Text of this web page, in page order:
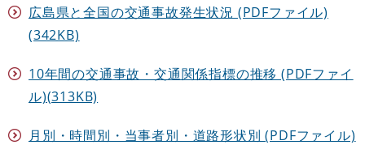
広島県と全国の交通事故発生状況 (PDFファイル)
(342KB)
10年間の交通事故・交通関係指標の推移 (PDFファイ
ル)(313KB)
月別・時間別・当事者別・道路形状別 (PDFファイル)